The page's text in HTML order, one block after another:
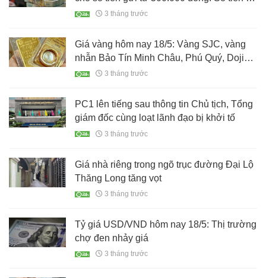
tay là bao nhiêu?
3 tháng trước
Giá vàng hôm nay 18/5: Vàng SJC, vàng
nhẫn Bảo Tín Minh Châu, Phú Quý, Doji
giảm bao nhiêu?
3 tháng trước
PC1 lên tiếng sau thông tin Chủ tịch, Tổng
giám đốc cùng loạt lãnh đạo bị khởi tố
3 tháng trước
Giá nhà riêng trong ngõ trục đường Đại Lộ
Thăng Long tăng vọt
3 tháng trước
Tỷ giá USD/VND hôm nay 18/5: Thị trường
chợ đen nhảy giá
3 tháng trước